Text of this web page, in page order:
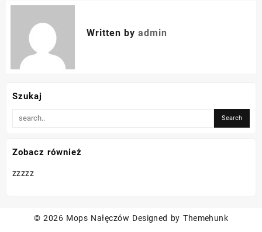
Written by admin
Szukaj
Zobacz również
zzzzz
© 2026 Mops Nałęczów Designed by Themehunk